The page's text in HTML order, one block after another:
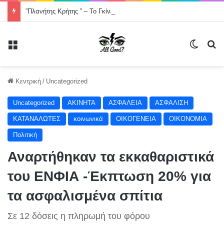
Κεντρική / Uncategorized
Uncategorized ΑΚΙΝΗΤΑ ΑΣΦΑΛΕΙΑ ΑΣΦΑΛΙΣΗ
ΚΑΤΑΝΑΛΩΤΕΣ κοινωνικά ΟΙΚΟΓΕΝΕΙΑ ΟΙΚΟΝΟΜΙΑ
Πολιτική
Αναρτήθηκαν τα εκκαθαριστικά
του ΕΝΦΙΑ -Έκπτωση 20% για
τα ασφαλισμένα σπίτια
Σε 12 δόσεις η πληρωμή του φόρου